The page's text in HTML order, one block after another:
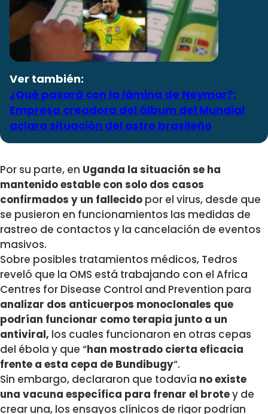
Ver también:
¿Qué pasará con la lámina de Neymar?:
Empresa creadora del álbum del Mundial
aclara situación del astro brasileño
Por su parte, en Uganda la situación se ha
mantenido estable con solo dos casos
confirmados y un fallecido por el virus, desde que
se pusieron en funcionamientos las medidas de
rastreo de contactos y la cancelación de eventos
masivos.
Sobre posibles tratamientos médicos, Tedros
reveló que la OMS está trabajando con el Africa
Centres for Disease Control and Prevention para
analizar dos anticuerpos monoclonales que
podrían funcionar como terapia junto a un
antiviral, los cuales funcionaron en otras cepas
del ébola y que “han mostrado cierta eficacia
frente a esta cepa de Bundibugy“.
Sin embargo, declararon que todavía no existe
una vacuna específica para frenar el brotey de
crear una, los ensayos clínicos de rigor podrían